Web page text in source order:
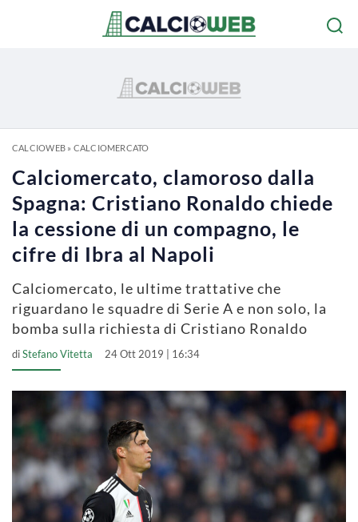
CALCIOWEB» CALCIOMERCATO
Calciomercato, clamoroso dalla
Spagna: Cristiano Ronaldo chiede
la cessione di un compagno, le
cifre di Ibra al Napoli
Calciomercato, le ultime trattative che
riguardano le squadre di Serie A e non solo, la
bomba sulla richiesta di Cristiano Ronaldo
diStefano Vitetta 24 Ott 2019 | 16:34